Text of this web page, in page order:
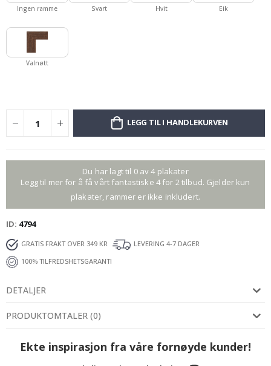
Ingen ramme Svart Hvit Eik
Valnøtt
LEGG TIL I HANDLEKURVEN
Du har lagt til 0 av 4 plakater
Legg til mer for å få vårt fantastiske 4 for 2 tilbud. Gjelder kun
plakater, rammer er ikke inkludert.
ID 4794
GRATIS FRAKT OVER 349 KR
LEVERING 4-7 DAGER
100% TILFREDSHETSGARANTI
DETALJER
PRODUKTOMTALER (0)
Ekte inspirasjon fra våre fornøyde kunder!